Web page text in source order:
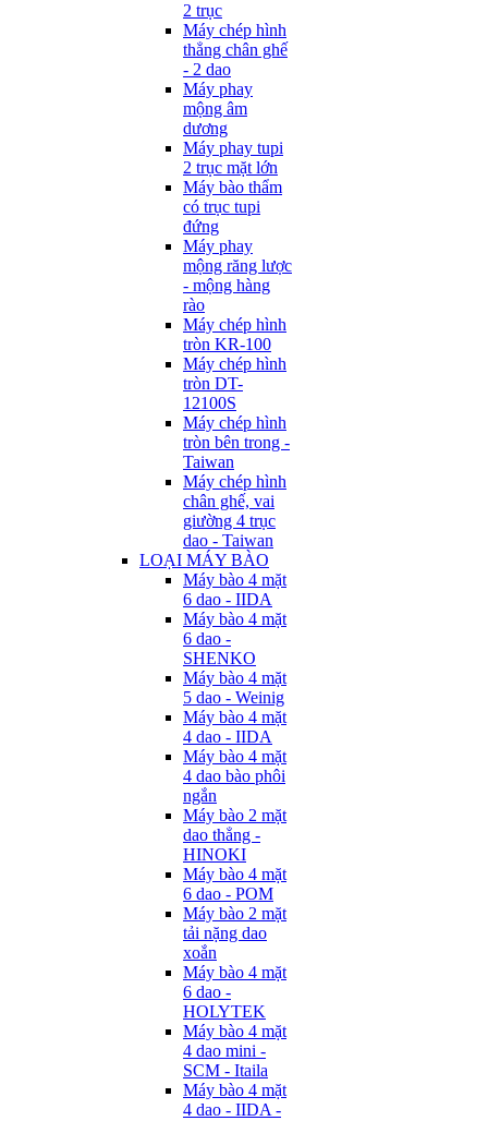
2 trục
Máy chép hình
thẳng chân ghế
- 2 dao
Máy phay
mộng âm
dương
Máy phay tupi
2 trục mặt lớn
Máy bào thẩm
có trục tupi
đứng
Máy phay
mộng răng lược
- mộng hàng
rào
Máy chép hình
tròn KR-100
Máy chép hình
tròn DT-
12100S
Máy chép hình
tròn bên trong -
Taiwan
Máy chép hình
chân ghế, vai
giường 4 trục
dao - Taiwan
LOẠI MÁY BÀO
Máy bào 4 mặt
6 dao - IIDA
Máy bào 4 mặt
6 dao -
SHENKO
Máy bào 4 mặt
5 dao - Weinig
Máy bào 4 mặt
4 dao - IIDA
Máy bào 4 mặt
4 dao bào phôi
ngắn
Máy bào 2 mặt
dao thẳng -
HINOKI
Máy bào 4 mặt
6 dao - POM
Máy bào 2 mặt
tải nặng dao
xoắn
Máy bào 4 mặt
6 dao -
HOLYTEK
Máy bào 4 mặt
4 dao mini -
SCM - Itaila
Máy bào 4 mặt
4 dao - IIDA -